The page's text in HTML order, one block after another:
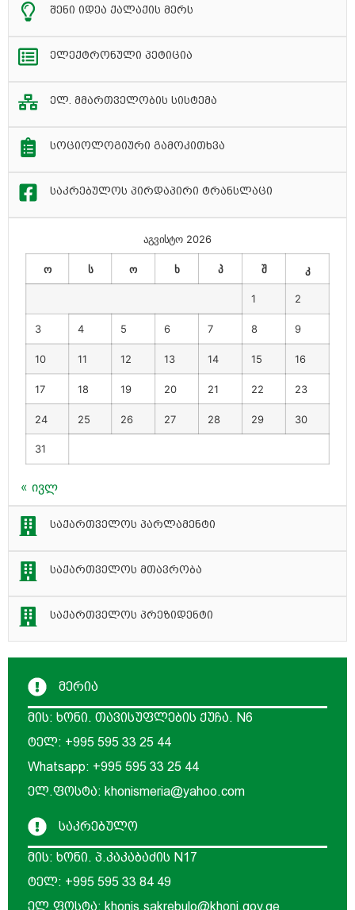
შენი იდეა ქალაქის მერს
ელექტრონული პეტიცია
ელ. მმართველობის სისტემა
სოციოლოგიური გამოკითხვა
საკრებულოს პირდაპირი ტრანსლაცი
აგვისტო 2026
ო ს ო ხ პ შ კ
1 2
3 4 5 6 7 8 9
10 11 12 13 14 15 16
17 18 19 20 21 22 23
24 25 26 27 28 29 30
31
« ივლ
საქართველოს პარლამენტი
საქართველოს მთავრობა
საქართველოს პრეზიდენტი
მერია
მის: ხონი. თავისუფლების ქუჩა. N6
ტელ: +995 595 33 25 44
Whatsapp: +995 595 33 25 44
ელ.ფოსტა: khonismeria@yahoo.com
საკრებულო
მის: ხონი. პ.კაკაბაძის N17
ტელ: +995 595 33 84 49
ელ.ფოსტა: khonis.sakrebulo@khoni.gov.ge